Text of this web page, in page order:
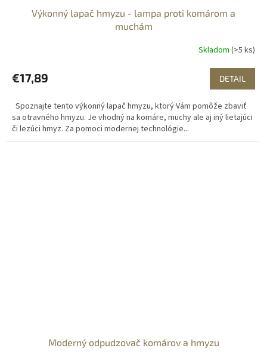
Výkonný lapač hmyzu - lampa proti komárom a
muchám
Skladom (>5 ks)
€17,89 DETAIL
Spoznajte tento výkonný lapač hmyzu, ktorý Vám pomôže zbaviť
sa otravného hmyzu. Je vhodný na komáre, muchy ale aj iný lietajúci
či lezúci hmyz. Za pomoci modernej technológie...
Moderný odpudzovač komárov a hmyzu